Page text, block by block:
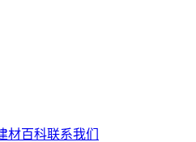
材百科联系我们